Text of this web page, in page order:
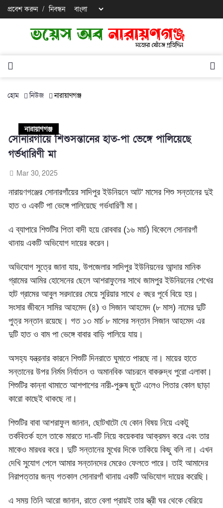
প্রবেশ করুন / নিবন্ধন
হোম নিউজ নারায়াণগঞ্জ
নারায়াণগঞ্জ
সোনারগাঁয়ে শিশুসন্তানের হাত-পা ভেঙ্গে পালিয়েছে
গর্ভধারিণী মা
Mar 30, 2025
নারায়ণগঞ্জের সোনারগাঁয়ের সাদিপুর ইউনিয়নে আট' মাসের শিশু সন্তানের দুই
হাত ও একটি পা ভেঙ্গে পালিয়েছে গর্ভধারিণী মা।
এ ব্যাপারে শিশুটির পিতা বাদী হয়ে রোববার (১৬ মার্চ) বিকেলে সোনারগাঁ
থানায় একটি অভিযোগ দায়ের করেন।
অভিযোগ সুত্রে জানা যায়, উপজেলার সাদিপুর ইউনিয়নের আন্দার মানিক
গ্রামের আমির হোসেনের ছেলে আশরাফুলের সাথে জামপুর ইউনিয়নের শেখের
হাট গ্রামের আবুল সরদারের মেয়ে সুরিয়ার সাথে ৫ বছর পূর্বে বিয়ে হয়।
সংসার জীবনে সামির আহমেদ (৪) ও সিজান আহমেদ (৮ মাস) নামের দুটি
পুত্র সন্তান রয়েছে। গত ১৩ মার্চ ৮ মাসের সন্তান সিজান আহমেদ এর
দুটি হাত ও বাম পা ভেঙ্গে বাবার বাড়ি পালিয়ে যায়।
অসহ্য যন্ত্রনার কারনে শিশুটি দিনরাতে ঘুমাতে পারছে না। মায়ের হাতে
সন্তানের উপর নির্মম নির্যাতন ও অমানবিক আচরনে বাকরুদ্ধ পুরো এলাকা।
শিশুটির কান্না থামাতে আশপাশের নারী-পুরুষ ছুটে এলেও পিতার কোল ছাড়া
কারো কাছেই থাকছে না।
শিশুটির বাবা আশরাফুল জানান, ছোটখাটো যে কোন বিষয় নিয়ে একটু
তর্কবিতর্ক হলে তাকে মারতে দা-বটি নিয়ে কয়েকবার আক্রমন করে এবং তার
মাকেও মারধর করে। দুটি সন্তানের মুখের দিকে তাকিয়ে কিছু বলি না। এখন
দেখি সুযোগ পেলে আমার সন্তানদের মেরেও ফেলতে পারে। তাই আমাদের
নিরাপত্তার জন্য গতকাল সোনারগাঁ থানায় একটি অভিযোগ দায়ের করেছি।
এ সময় তিনি আরো জানান, রাতে বেলা প্রায়ই তার স্ত্রী ঘর থেকে বেরিয়ে